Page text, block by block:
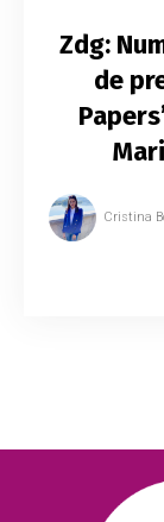
Zdg:
de
Cristina